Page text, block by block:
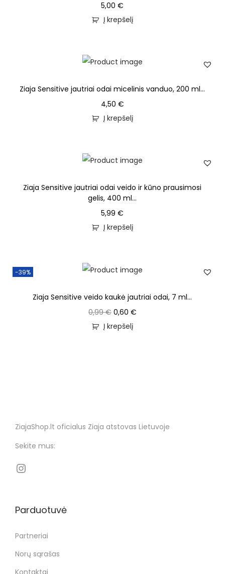
5,00€
Į krepšelį
Ziaja Sensitive jautriai odai micelinis vanduo, 200 ml...
4,50 €
Į krepšelį
Ziaja Sensitive jautriai odai veido ir kūno prausimosi
gelis, 400 ml...
5,99€
Į krepšelį
-39%
Ziaja Sensitive veido kaukė jautriai odai, 7 ml...
0,99€ 0,60 €
Į krepšelį
ZiajaShop.lt oficialus Ziaja atstovas Lietuvoje
Sekite mus:
Parduotuvė
Partneriai
Norų sąrašas
Kontaktai